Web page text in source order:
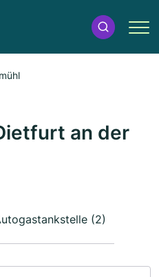
an der
(2)